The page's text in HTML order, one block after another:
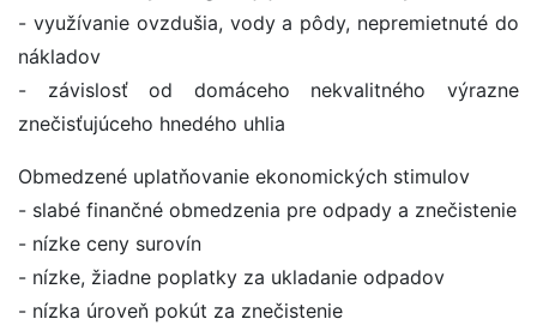
- využívanie ovzdušia, vody a pôdy, nepremietnuté do
nákladov
- závislosť od domáceho nekvalitného výrazne
znečisťujúceho hnedého uhlia
Obmedzené uplatňovanie ekonomických stimulov
- slabé finančné obmedzenia pre odpady a znečistenie
- nízke ceny surovín
- nízke, žiadne poplatky za ukladanie odpadov
- nízka úroveň pokút za znečistenie